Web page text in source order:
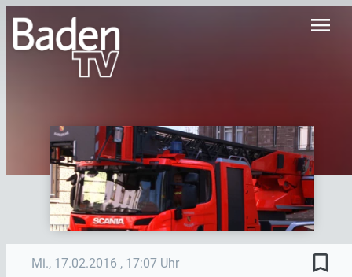
menu
Mi., 17.02.2016 , 17:07 Uhr bookmark_border